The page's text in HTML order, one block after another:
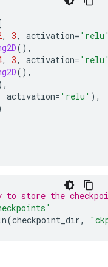
, 3, activation=
(),
, 3, activation=
(),
activation= 'relu' ),
to store the
(checkpoint_dir,